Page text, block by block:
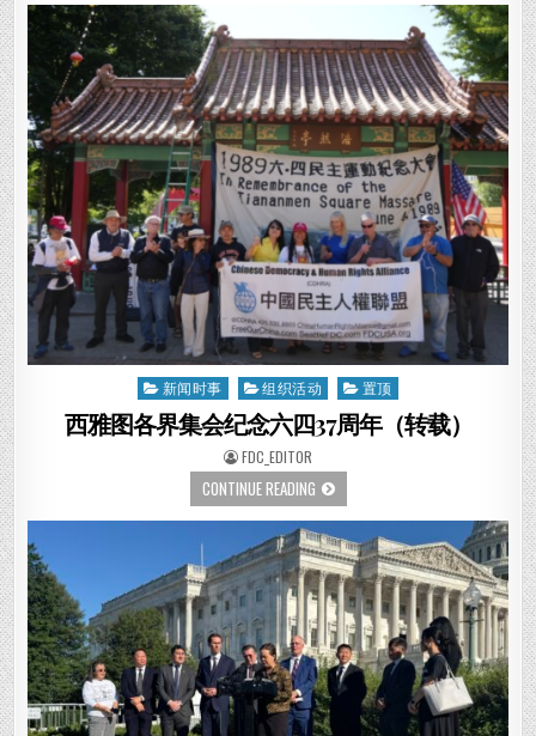
US!
Posted
in
新闻时事 组织活动 置顶
西雅图各界集会纪念六四37周年（转载）
AUTHOR:
FDC_EDITOR
CONTINUE READING西
雅
图
各
界
集
会
纪
念
六
四
37
周
年
（转
载）